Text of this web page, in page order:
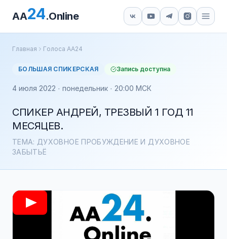
AA24.Online
Главная Голоса АА24
БОЛЬШАЯ СПИКЕРСКАЯ Запись доступна
4 июля 2022 · понедельник · 20:00 МСК
СПИКЕР АНДРЕЙ, ТРЕЗВЫЙ 1 ГОД 11
МЕСЯЦЕВ.
ТЕМА: ДУХОВНОЕ ПРОБУЖДЕНИЕ И ДУХОВНОЕ
ЗАБЫТЬЁ